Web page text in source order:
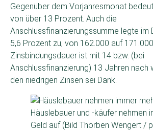
Gegenüber dem Vorjahresmonat
von über 13 Prozent. Auch die
Anschlussfinanzierungssumme legte im
5,6 Prozent zu, von 162.000 auf
Zinsbindungsdauer ist mit 14 bzw. (bei
Anschlussfinanzierung) 13 Jahren nach
den niedrigen Zinsen sei Dank.
Häuslebauer und -käufer nehmen
Geld auf (Bild Thorben Wengert /